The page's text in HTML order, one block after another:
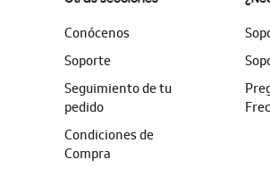
Conócenos
Soporte
Seguimiento de tu
pedido
Condiciones de
Compra